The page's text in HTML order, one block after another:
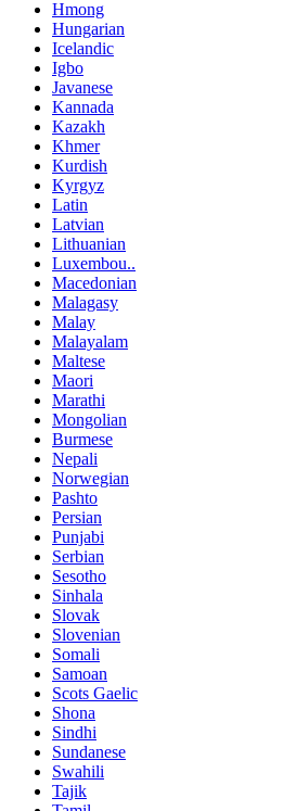
Hmong
Hungarian
Icelandic
Igbo
Javanese
Kannada
Kazakh
Khmer
Kurdish
Kyrgyz
Latin
Latvian
Lithuanian
Luxembou..
Macedonian
Malagasy
Malay
Malayalam
Maltese
Maori
Marathi
Mongolian
Burmese
Nepali
Norwegian
Pashto
Persian
Punjabi
Serbian
Sesotho
Sinhala
Slovak
Slovenian
Somali
Samoan
Scots Gaelic
Shona
Sindhi
Sundanese
Swahili
Tajik